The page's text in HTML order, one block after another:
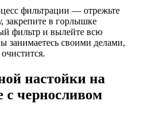
фильтрации — отрежьте
закрепите в горлышке
фильтр и вылейте всю
занимаетесь своими делами,
настойки на
с черносливом